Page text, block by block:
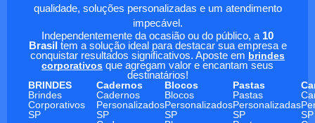
qualidade, soluções personalizadas e um atendimento
impecável.
Independentemente da ocasião ou do público, a 10
Brasil tem a solução ideal para destacar sua empresa e
conquistar resultados significativos. Aposte em brindes
corporativos que agregam valor e encantam seus
destinatários!
BRINDES
Cadernos Blocos Pastas
Brindes
Corporativos
SP
Cadernos
Personalizados
SP
Blocos
Personalizados
SP
Pastas
Personalizadas
SP
SP